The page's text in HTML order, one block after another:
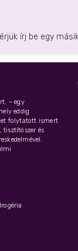
írj be egy
– egy
eddig
folytatott ismert
tisztítószer és